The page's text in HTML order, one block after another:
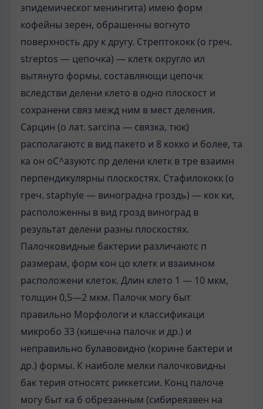
эпидемическог менингита) имею форм
кофейны зерен, обрашенны вогнуто
поверхность дру к другу. Стрептококк (о греч.
streptos — цепочка) — клетк округло ил
вытянуто формы, составляющи цепочк
вследстви делени клето в одно плоскост и
сохранени связ межд ним в мест деления.
Сарцин (о лат. sarcina — связка, тюк)
располагаютс в вид пакето и 8 кокко и более, та
ка он оС^азуютс пр делени клетк в тре взаимн
перпендикулярны плоскостях. Стафилококк (о
греч. staphyle — виноградна гроздь) — кок ки,
расположенны в вид грозд виноград в
результат делени разны плоскостях.
Палочковидные бактерии различаютс п
размерам, форм кон цо клетк и взаимном
расположени клеток. Длин клето 1 — 10 мкм,
толщин 0,5—2 мкм. Палочк могу быт
правильно Морфологи и классификаци
микробо 33 (кишечна палочк и др.) и
неправильно булавовидно (корине бактери и
др.) формы. К наиболе мелки палочковидны
бак терия относятс риккетсии. Конц палоче
могу быт ка б обрезанным (сибиреязвен на